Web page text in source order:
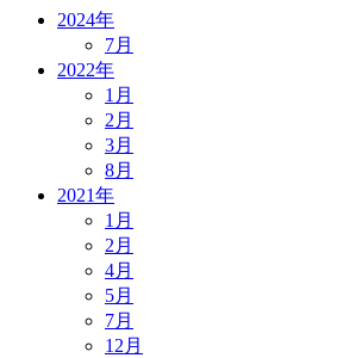
2024年
7月
2022年
1月
2月
3月
8月
2021年
1月
2月
4月
5月
7月
12月